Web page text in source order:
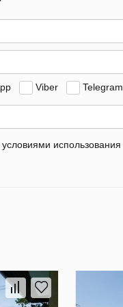
Viber Telegram
использования